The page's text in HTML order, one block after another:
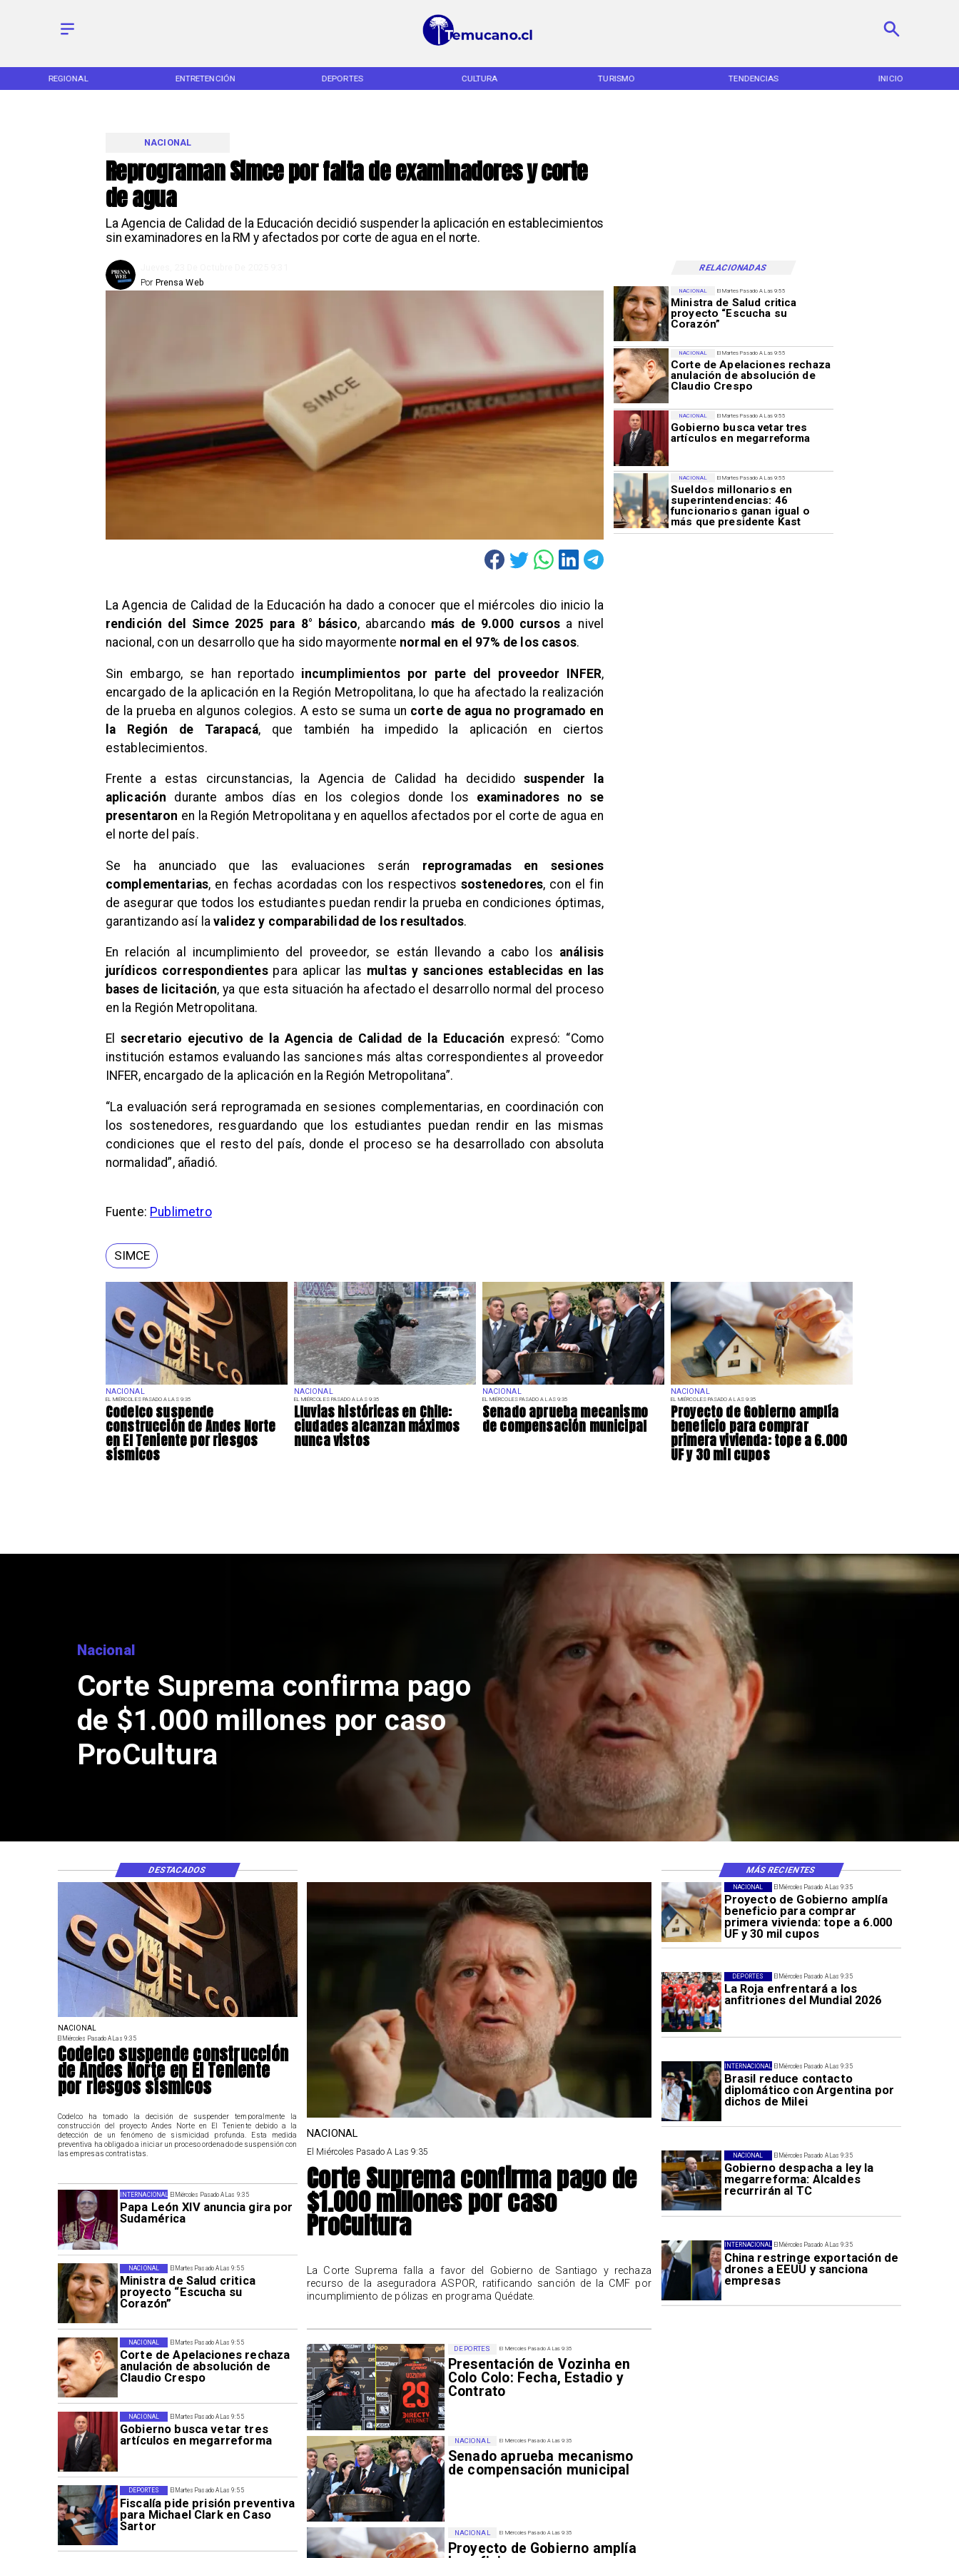
Reprograman Simce por falta de examinadores y corte
de agua
La Agencia de Calidad de la Educación decidió suspender la aplicación en establecimientos
sin examinadores en la RM y afectados por corte de agua en el norte.
NACIONAL
RELACIONADAS
Prensa Web
Por
NACIONAL
EL MIÉRCOLES PASADO A LAS 9:35
Codelco suspende
construcción de Andes Norte
en El Teniente por riesgos
sísmicos
NACIONAL
EL MIÉRCOLES PASADO A LAS 9:35
Lluvias históricas en Chile:
ciudades alcanzan máximos
nunca vistos
NACIONAL
EL MIÉRCOLES PASADO A LAS 9:35
Senado aprueba mecanismo
de compensación municipal
NACIONAL
EL MIÉRCOLES PASADO A LAS 9:35
Proyecto de Gobierno amplía
beneficio para comprar
primera vivienda: tope a 6.000
UF y 30 mil cupos
El Martes Pasado A Las 9:55
Ministra de Salud critica
proyecto “Escucha su
Corazón”
NACIONAL
El Martes Pasado A Las 9:55
Corte de Apelaciones rechaza
anulación de absolución de
Claudio Crespo
NACIONAL
El Martes Pasado A Las 9:55
Gobierno busca vetar tres
artículos en megarreforma
NACIONAL
El Martes Pasado A Las 9:55
Sueldos millonarios en
superintendencias: 46
funcionarios ganan igual o
más que presidente Kast
NACIONAL
La Agencia de Calidad de la Educación ha dado a conocer que el miércoles dio inicio la
rendición del Simce 2025 para 8° básico, abarcando más de 9.000 cursosa nivel
nacional, con un desarrollo que ha sido mayormente normal en el 97% de los casos.
Sin embargo, se han reportado incumplimientos por parte del proveedor INFER,
encargado de la aplicación en la Región Metropolitana, lo que ha afectado la realización
de la prueba en algunos colegios. A esto se suma un corte de agua no programado en
la Región de Tarapacá, que también ha impedido la aplicación en ciertos
establecimientos.
Frente a estas circunstancias, la Agencia de Calidad ha decidido suspender la
aplicación durante ambos días en los colegios donde los examinadores no se
presentaron en la Región Metropolitana y en aquellos afectados por el corte de agua en
el norte del país.
Se ha anunciado que las evaluaciones serán reprogramadas en sesiones
complementarias, en fechas acordadas con los respectivossostenedores, con el fin
de asegurar que todos los estudiantes puedan rendir la prueba en condiciones óptimas,
garantizando así lavalidez y comparabilidad de los resultados.
En relación al incumplimiento del proveedor, se están llevando a cabo los análisis
jurídicos correspondientespara aplicar las multas y sanciones establecidas en las
bases de licitación, ya que esta situación ha afectado el desarrollo normal del proceso
en la Región Metropolitana.
El secretario ejecutivo de la Agencia de Calidad de la Educación expresó: “Como
institución estamos evaluando las sanciones más altas correspondientes al proveedor
INFER, encargado de la aplicación en la Región Metropolitana”.
“La evaluación será reprogramada en sesiones complementarias, en coordinación con
los sostenedores, resguardando que los estudiantes puedan rendir en las mismas
condiciones que el resto del país, donde el proceso se ha desarrollado con absoluta
normalidad”, añadió.
Fuente: Publimetro
SIMCE
Nacional
Corte Suprema confirma pago
de $1.000 millones por caso
ProCultura
El Miércoles Pasado A Las 9:35
Proyecto de Gobierno amplía
beneficio para comprar
primera vivienda: tope a 6.000
UF y 30 mil cupos
NACIONAL
El Miércoles Pasado A Las 9:35
La Roja enfrentará a los
anfitriones del Mundial 2026
DEPORTES
El Miércoles Pasado A Las 9:35
Brasil reduce contacto
diplomático con Argentina por
dichos de Milei
INTERNACIONAL
El Miércoles Pasado A Las 9:35
Gobierno despacha a ley la
megarreforma: Alcaldes
recurrirán al TC
NACIONAL
El Miércoles Pasado A Las 9:35
China restringe exportación de
drones a EEUU y sanciona
empresas
INTERNACIONAL
El Miércoles Pasado A Las 9:35
Papa León XIV anuncia gira por
Sudamérica
INTERNACIONAL
El Martes Pasado A Las 9:55
Ministra de Salud critica
proyecto “Escucha su
Corazón”
NACIONAL
El Martes Pasado A Las 9:55
Corte de Apelaciones rechaza
anulación de absolución de
Claudio Crespo
NACIONAL
El Martes Pasado A Las 9:55
Gobierno busca vetar tres
artículos en megarreforma
NACIONAL
El Martes Pasado A Las 9:55
Fiscalía pide prisión preventiva
para Michael Clark en Caso
Sartor
DEPORTES
El Miércoles Pasado A Las 9:35
Presentación de Vozinha en
Colo Colo: Fecha, Estadio y
Contrato
DEPORTES
El Miércoles Pasado A Las 9:35
Senado aprueba mecanismo
de compensación municipal
NACIONAL
El Miércoles Pasado A Las 9:35
Proyecto de Gobierno amplía
NACIONAL
NACIONAL
El Miércoles Pasado A Las 9:35
Codelco suspende construcción
de Andes Norte en El Teniente
por riesgos sísmicos
Codelco ha tomado la decisión de suspender temporalmente la
construcción del proyecto Andes Norte en El Teniente debido a la
detección de un fenómeno de sismicidad profunda. Esta medida
preventiva ha obligado a iniciar un proceso ordenado de suspensión con
las empresas contratistas.
NACIONAL
El Miércoles Pasado A Las 9:35
Corte Suprema confirma pago de
$1.000 millones por caso
ProCultura
La Corte Suprema falla a favor del Gobierno de Santiago y rechaza
recurso de la aseguradora ASPOR, ratificando sanción de la CMF por
incumplimiento de pólizas en programa Quédate.
DESTACADOS MÁS RECIENTES